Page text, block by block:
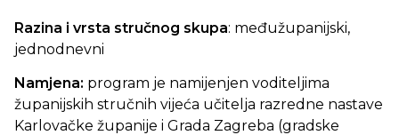
Razina i vrsta stručnog skupa: međužupanijski,
jednodnevni
Namjena: program je namijenjen voditeljima
županijskih stručnih vijeća učitelja razredne nastave
Karlovačke županije i Grada Zagreba (gradske